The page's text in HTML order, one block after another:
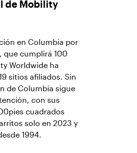
de Mobility
en Columbia por
que cumplirá 100
Worldwide ha
sitios afiliados. Sin
de Columbia sigue
con sus
cuadrados
solo en 2023 y
1994.